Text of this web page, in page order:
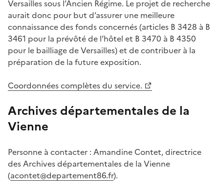
Versailles sous l’Ancien Régime. Le projet de recherche
aurait donc pour but d’assurer une meilleure
connaissance des fonds concernés (articles B 3428 à B
3461 pour la prévôté de l’hôtel et B 3470 à B 4350
pour le bailliage de Versailles) et de contribuer à la
préparation de la future exposition.
Coordonnées complètes du service.
Archives départementales de la
Vienne
Personne à contacter : Amandine Contet, directrice
des Archives départementales de la Vienne
(acontet@departement86.fr).